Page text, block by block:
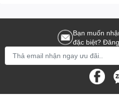
Bạn muốn
đặc biệt?